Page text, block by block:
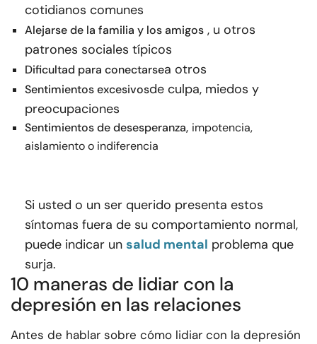
cotidianos comunes
Alejarse de la familia y los amigos , u otros
patrones sociales típicos
Dificultad para conectarsea otros
Sentimientos excesivosde culpa, miedos y
preocupaciones
Sentimientos de desesperanza, impotencia,
aislamiento o indiferencia
Si usted o un ser querido presenta estos
síntomas fuera de su comportamiento normal,
puede indicar un salud mental problema que
surja.
10 maneras de lidiar con la
depresión en las relaciones
Antes de hablar sobre cómo lidiar con la depresión